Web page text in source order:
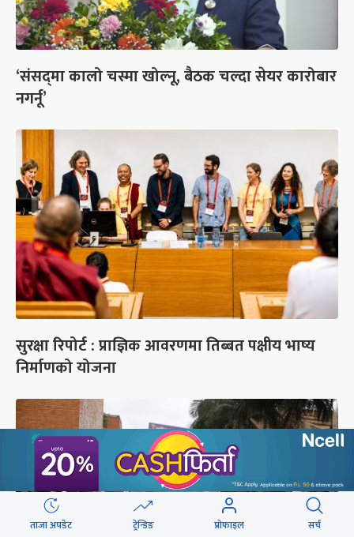
‘संसद्‍मा कालो चस्मा खोल्नू, बैठक चल्दा सेयर कारोबार
नगर्नू’
सुरक्षा रिपोर्ट : प्राज्ञिक आवरणमा तिब्बत पक्षीय भाष्य
निर्माणको योजना
ताजा अपडेट ट्रेन्डिङ प्रोफाइल सर्च